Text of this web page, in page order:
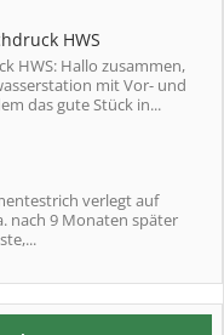
HWS
HWS: Hallo zusammen,
mit Vor- und
das gute Stück in...
verlegt auf
nach 9 Monaten später